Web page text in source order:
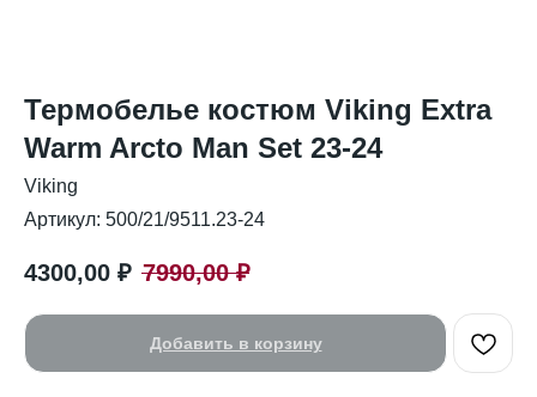
Термобелье костюм Viking Extra
Warm Arcto Man Set 23-24
Viking
Артикул: 500/21/9511.23-24
4300,00 ₽ 7990,00 ₽
Добавить в корзину